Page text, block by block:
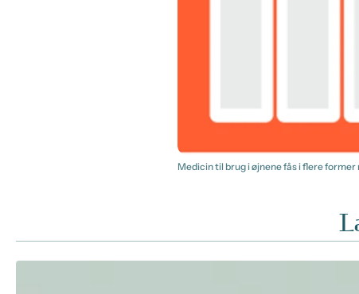
Medicin til brug i øjnene fås i flere